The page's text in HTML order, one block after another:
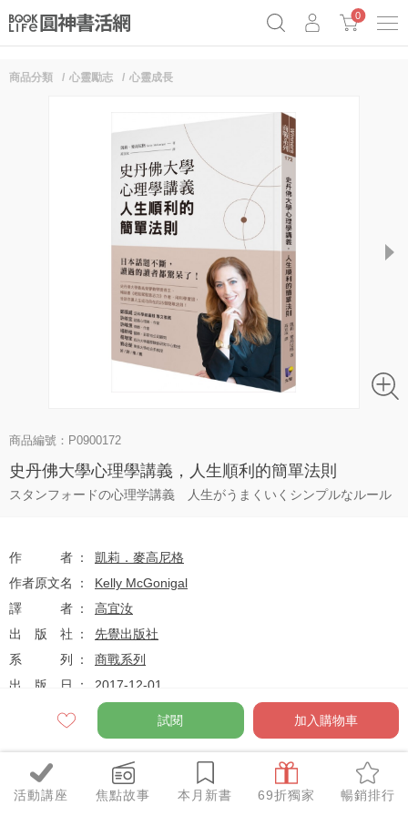
0
活動講座 焦點故事 本月新書 69折獨家 暢銷排行
商品分類 心靈勵志 心靈成長
next
商品編號：P0900172
史丹佛大學心理學講義，人生順利的簡單法則
スタンフォードの心理学講義 人生がうまくいくシンプルなルール
作者
凱莉．麥高尼格
作者原文名
Kelly McGonigal
譯者
高宜汝
出版社
先覺出版社
系列
商戰系列
出版日
2017-12-01
定價 $300
優惠價 79折$237元
試閱 加入購物車